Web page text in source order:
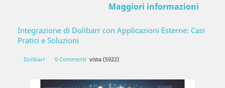
Maggiori informazioni
Integrazione di Dolibarr con Applicazioni Esterne: Casi
Pratici e Soluzioni
Dolibarr 0 Commenti vista (5922)